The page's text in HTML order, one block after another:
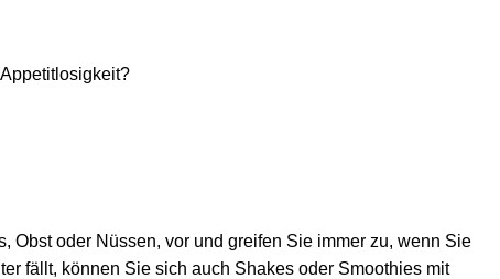
Obst oder Nüssen, vor und greifen Sie immer zu, wenn Sie
fällt, können Sie sich auch Shakes oder Smoothies mit